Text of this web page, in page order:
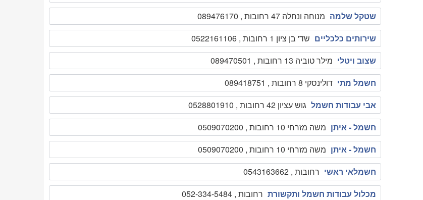
שטקל שלמה מנוחה ונחלה 47 רחובות , 089476170
שירותים כלכליים שד' בן ציון 1 רחובות , 0522161106
שצוב ויטלי מילר טוביה 13 רחובות , 089470501
חשמל מתי דולינסקי 8 רחובות , 089418751
אבי עבודות חשמל גוש עציון 42 רחובות , 0528801910
חשמל - איתן משה מזרחי 10 רחובות , 0509070200
חשמל - איתן משה מזרחי 10 רחובות , 0509070200
חשמלאי ראשי רחובות , 0543163662
מכלול עבודות חשמל ותקשורת רחובות , 052-334-5484